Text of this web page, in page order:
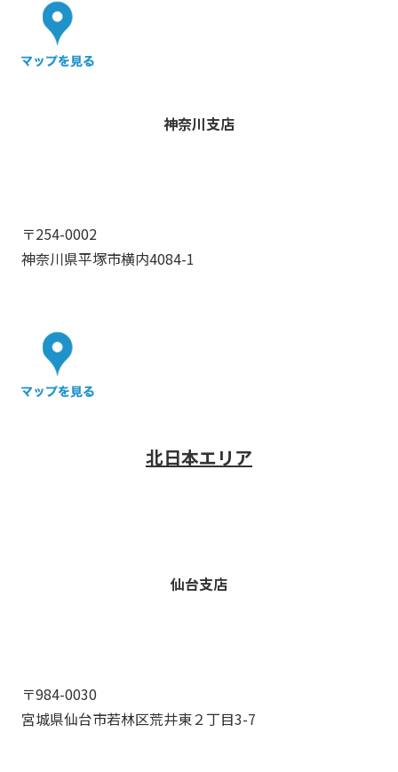
神奈川支店
〒254-0002
神奈川県平塚市横内4084-1
北日本エリア
仙台支店
〒984-0030
宮城県仙台市若林区荒井東２丁目3-7